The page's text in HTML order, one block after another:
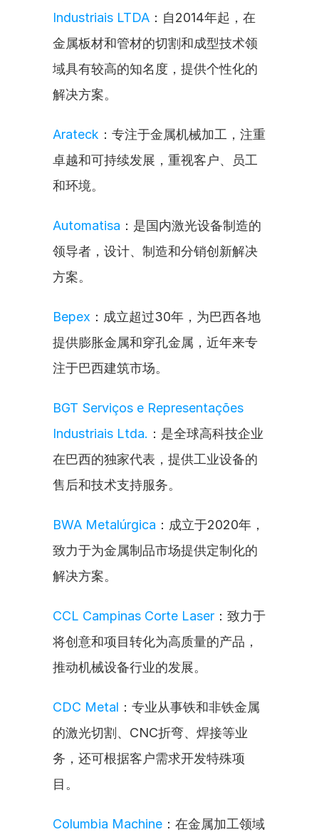
Industriais LTDA ：自2014年起，在
金属板材和管材的切割和成型技术领
域具有较高的知名度，提供个性化的
解决方案。
Arateck ：专注于金属机械加工，注重
卓越和可持续发展，重视客户、员工
和环境。
Automatisa ：是国内激光设备制造的
领导者，设计、制造和分销创新解决
方案。
Bepex ：成立超过30年，为巴西各地
提供膨胀金属和穿孔金属，近年来专
注于巴西建筑市场。
BGT Serviços e Representações
Industriais Ltda. ：是全球高科技企业
在巴西的独家代表，提供工业设备的
售后和技术支持服务。
BWA Metalúrgica ：成立于2020年，
致力于为金属制品市场提供定制化的
解决方案。
CCL Campinas Corte Laser ：致力于
将创意和项目转化为高质量的产品，
推动机械设备行业的发展。
CDC Metal ：专业从事铁和非铁金属
的激光切割、CNC折弯、焊接等业
务，还可根据客户需求开发特殊项
目。
Columbia Machine ：在金属加工领域